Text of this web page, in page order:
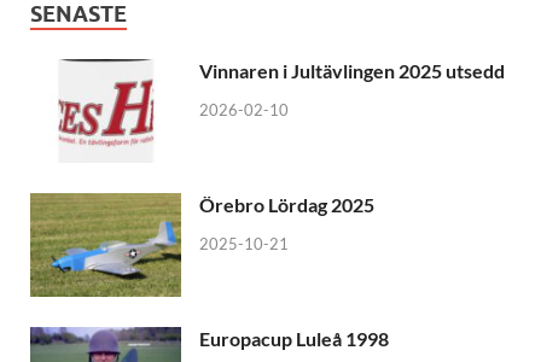
SENASTE
Vinnaren i Jultävlingen 2025 utsedd
2026-02-10
Örebro Lördag 2025
2025-10-21
Europacup Luleå 1998